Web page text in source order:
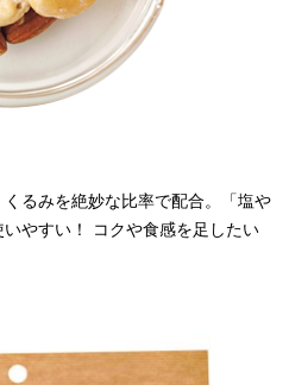
るみを絶妙な比率で配合。「塩や
やすい！ コクや食感を足したい